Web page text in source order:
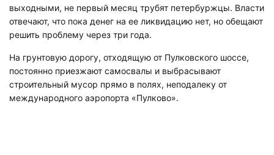
выходными, не первый месяц трубят петербуржцы. Власти
отвечают, что пока денег на ее ликвидацию нет, но обещают
решить проблему через три года.
На грунтовую дорогу, отходящую от Пулковского шоссе,
постоянно приезжают самосвалы и выбрасывают
строительный мусор прямо в полях, неподалеку от
международного аэропорта «Пулково».